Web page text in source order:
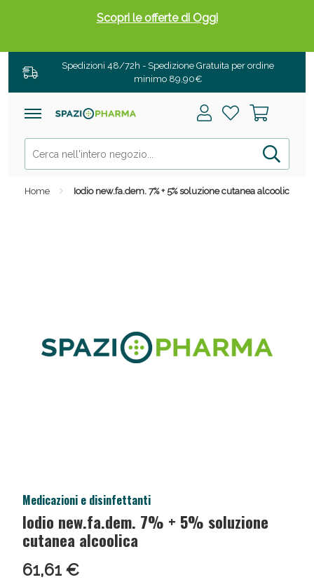
Spedizioni 48/72h - Spedizione Gratuita per ordine
minimo 89,90€
Home Iodio new.fa.dem. 7% + 5% soluzione cutanea alcoolica
Medicazioni e disinfettanti
Iodio new.fa.dem. 7% + 5% soluzione
cutanea alcoolica
61,61 €
Scopri le offerte di Oggi
50%!